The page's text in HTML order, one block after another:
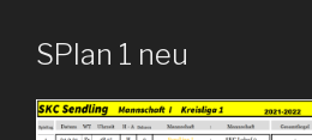
SPlan 1 neu